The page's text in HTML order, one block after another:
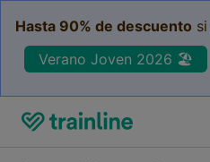
Hasta 90% de descuento
Verano Joven 2026 🏖️